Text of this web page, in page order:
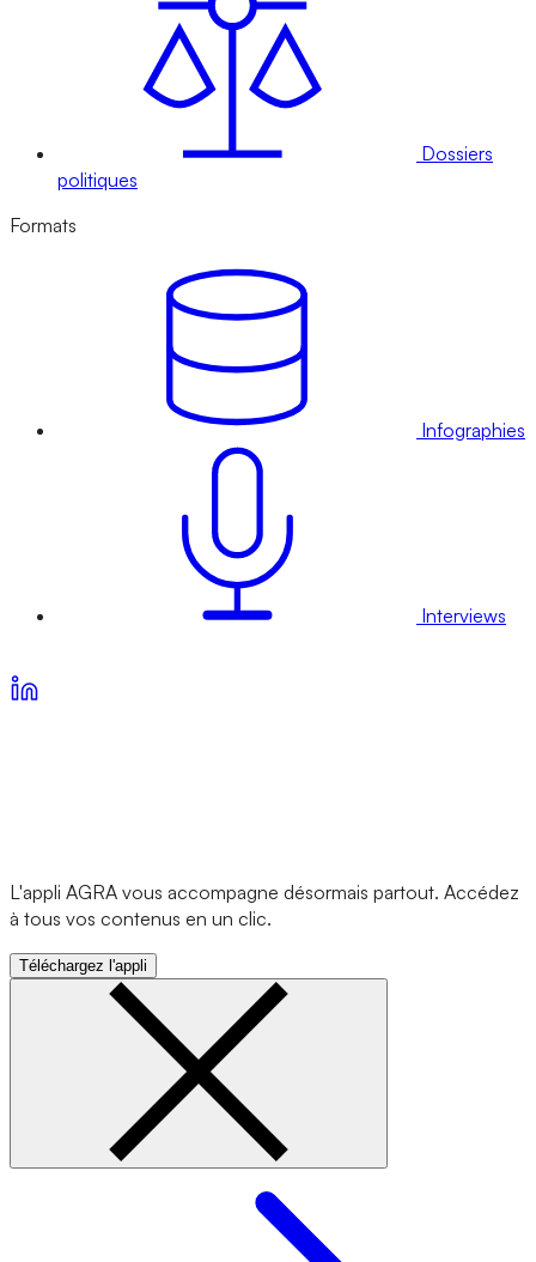
Dossiers
politiques
Formats
Infographies
Interviews
L'appli AGRA vous accompagne désormais partout. Accédez
à tous vos contenus en un clic.
Téléchargez l'appli